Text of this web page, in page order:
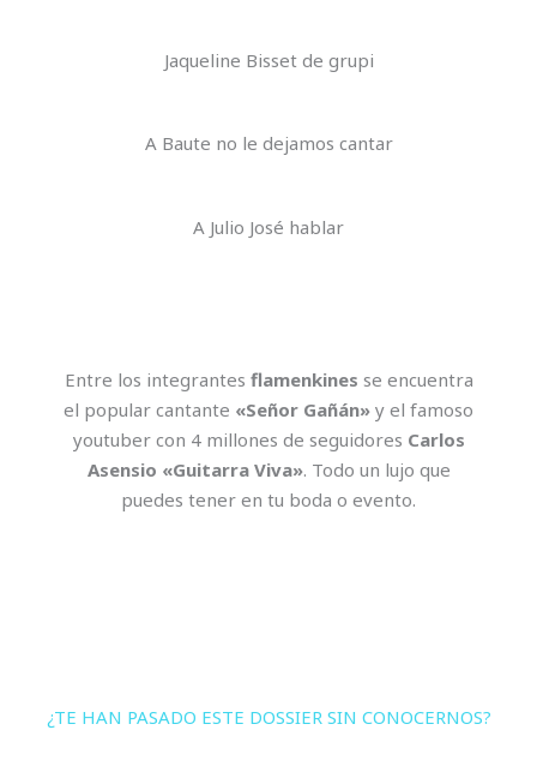
Jaqueline Bisset de grupi
A Baute no le dejamos cantar
A Julio José hablar
Entre los integrantes flamenkines se encuentra
el popular cantante «Señor Gañán» y el famoso
youtuber con 4 millones de seguidores Carlos
Asensio «Guitarra Viva». Todo un lujo que
puedes tener en tu boda o evento.
¿TE HAN PASADO ESTE DOSSIER SIN CONOCERNOS?